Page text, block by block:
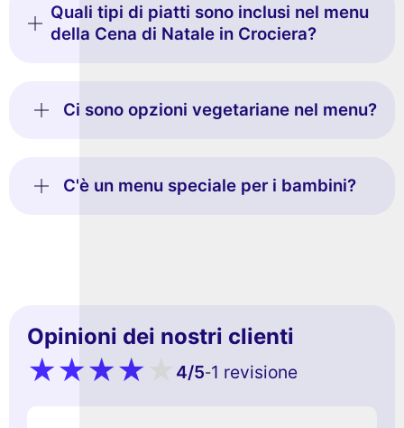
Quali tipi di piatti sono inclusi nel menu
della Cena di Natale in Crociera?
Ci sono opzioni vegetariane nel menu?
C'è un menu speciale per i bambini?
Opinioni dei nostri clienti
4/5-1 revisione